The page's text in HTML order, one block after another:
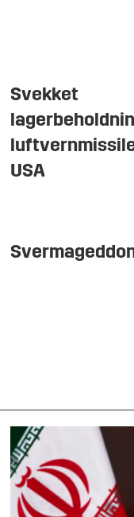
Svekket
USA